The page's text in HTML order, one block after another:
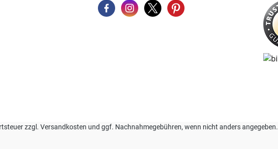
zzgl. Versandkosten und ggf. Nachnahmegebühren, wenn nicht anders angegeben.